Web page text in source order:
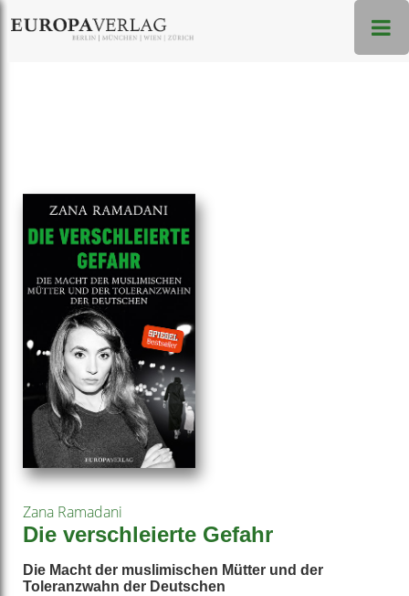
Zana Ramadani
Die verschleierte Gefahr
Die Macht der muslimischen Mütter und der
Toleranzwahn der Deutschen